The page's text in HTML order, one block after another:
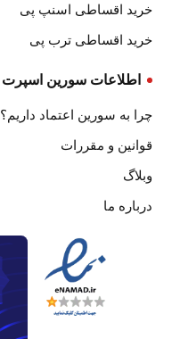
خرید اقساطی اسنپ پی
خرید اقساطی ترب پی
اطلاعات سورین اسپرت
چرا به سورین اعتماد داریم؟
قوانین و مقررات
وبلاگ
درباره ما